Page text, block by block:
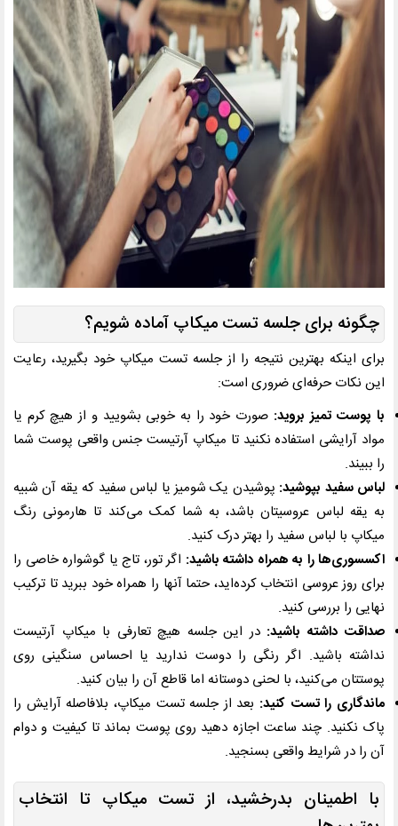
چگونه برای جلسه تست میکاپ آماده شویم؟
برای اینکه بهترین نتیجه را از جلسه تست میکاپ خود بگیرید، رعایت
این نکات حرفه‌ای ضروری است:
با پوست تمیز بروید: صورت خود را به خوبی بشویید و از هیچ کرم یا
مواد آرایشی استفاده نکنید تا میکاپ آرتیست جنس واقعی پوست شما
را ببیند.
لباس سفید بپوشید: پوشیدن یک شومیز یا لباس سفید که یقه آن شبیه
به یقه لباس عروسیتان باشد، به شما کمک می‌کند تا هارمونی رنگ
میکاپ با لباس سفید را بهتر درک کنید.
اکسسوری‌ها را به همراه داشته باشید: اگر تور، تاج یا گوشواره خاصی را
برای روز عروسی انتخاب کرده‌اید، حتما آنها را همراه خود ببرید تا ترکیب
نهایی را بررسی کنید.
صداقت داشته باشید: در این جلسه هیچ تعارفی با میکاپ آرتیست
نداشته باشید. اگر رنگی را دوست ندارید یا احساس سنگینی روی
پوستتان می‌کنید، با لحنی دوستانه اما قاطع آن را بیان کنید.
ماندگاری را تست کنید: بعد از جلسه تست میکاپ، بلافاصله آرایش را
پاک نکنید. چند ساعت اجازه دهید روی پوست بماند تا کیفیت و دوام
آن را در شرایط واقعی بسنجید.
با اطمینان بدرخشید، از تست میکاپ تا انتخاب